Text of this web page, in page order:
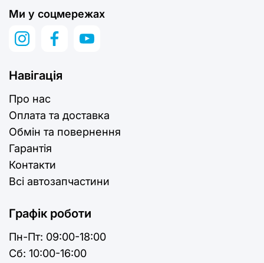
Ми у соцмережах
Навігація
Про нас
Оплата та доставка
Обмін та повернення
Гарантія
Контакти
Всі автозапчастини
Графік роботи
Пн-Пт: 09:00-18:00
Cб: 10:00-16:00